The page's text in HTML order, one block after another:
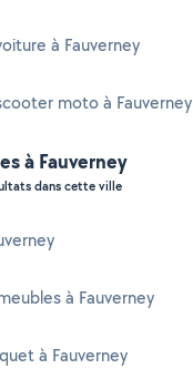
à Fauverney
moto à Fauverney
à Fauverney
dans cette ville
à Fauverney
à Fauverney